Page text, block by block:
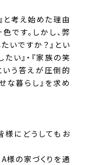
と考え始めた理由
です。しかし、弊
いですか？』とい
い』・『家族の笑
いう答えが圧倒的
な暮らし』を求め
様にどうしてもお
様の家づくりを通